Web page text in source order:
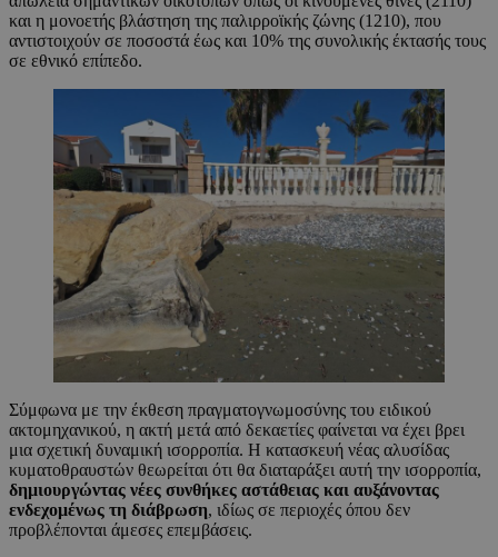
και η μονοετής βλάστηση της παλιρροϊκής ζώνης (1210), που
αντιστοιχούν σε ποσοστά έως και 10% της συνολικής έκτασής τους
σε εθνικό επίπεδο.
Σύμφωνα με την έκθεση πραγματογνωμοσύνης του ειδικού
ακτομηχανικού, η ακτή μετά από δεκαετίες φαίνεται να έχει βρει
μια σχετική δυναμική ισορροπία. Η κατασκευή νέας αλυσίδας
κυματοθραυστών θεωρείται ότι θα διαταράξει αυτή την ισορροπία,
δημιουργώντας νέες συνθήκες αστάθειας και αυξάνοντας
ενδεχομένως τη διάβρωση, ιδίως σε περιοχές όπου δεν
προβλέπονται άμεσες επεμβάσεις.